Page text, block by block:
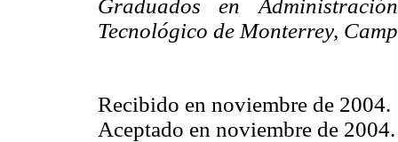
Graduados en
Tecnológico de Monterrey,
Recibido en noviembre de 2004.
Aceptado en noviembre de 2004.